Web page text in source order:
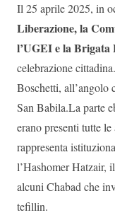
Il 25 aprile 2025, in
Liberazione, la
l’UGEI e la Brigata
celebrazione
Boschetti, all’angolo
San Babila.La parte
erano presenti tutte
rappresenta
l’Hashomer Hatzair,
alcuni Chabad che
tefillin.